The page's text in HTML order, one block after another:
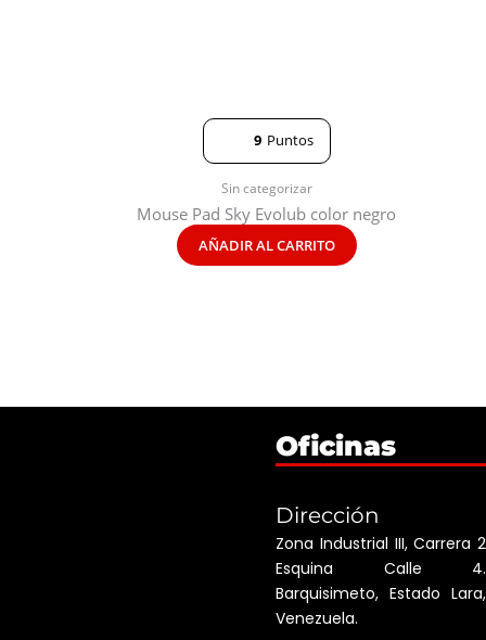
9 Puntos
Sin categorizar
Mouse Pad Sky Evolub color negro
AÑADIR AL CARRITO
Oficinas
Dirección
Zona Industrial III, Carrera 2
Esquina Calle 4.
Barquisimeto, Estado Lara,
Venezuela.